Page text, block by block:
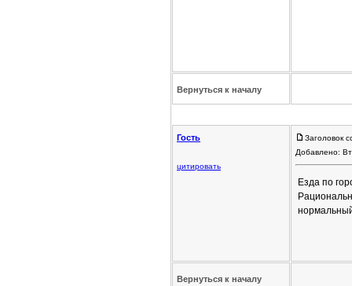
Вернуться к началу
Гость
цитировать
Заголовок
Добавлено:
Езда по
Вернуться к началу